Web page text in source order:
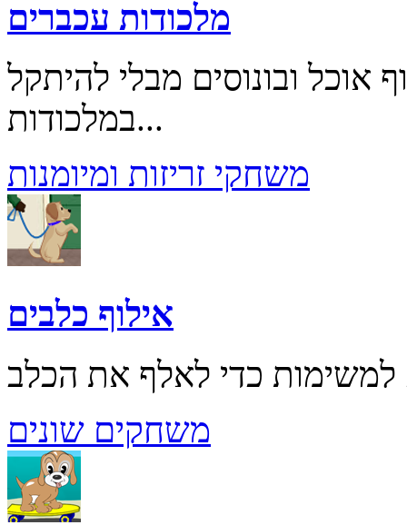
מלכודות עכברים
אוכל ובונוסים מבלי להיתקל
במלכודות...
משחקי זריזות ומיומנות
אילוף כלבים
משחקים שונים